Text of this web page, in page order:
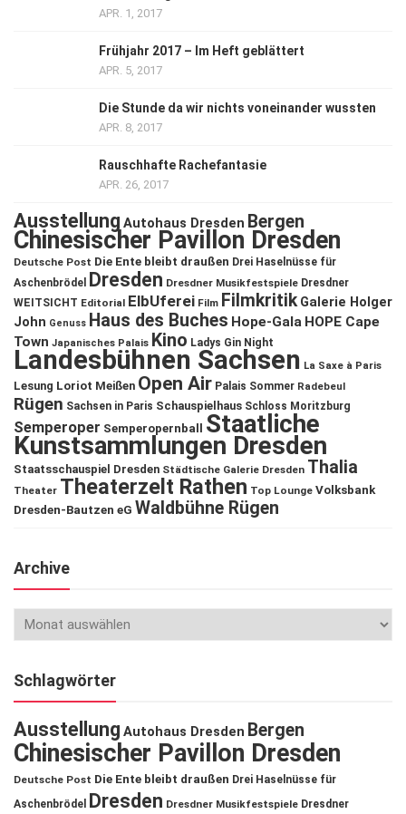
APR. 1, 2017
Frühjahr 2017 – Im Heft geblättert
APR. 5, 2017
Die Stunde da wir nichts voneinander wussten
APR. 8, 2017
Rauschhafte Rachefantasie
APR. 26, 2017
Ausstellung Autohaus Dresden Bergen
Chinesischer Pavillon Dresden
Deutsche Post Die Ente bleibt draußen Drei Haselnüsse für
Aschenbrödel
Dresden Dresdner Musikfestspiele Dresdner
WEITSICHT Editorial ElbUferei Film Filmkritik Galerie Holger
John Genuss Haus des Buches Hope-Gala HOPE Cape
Town Japanisches Palais Kino Ladys Gin Night
Landesbühnen Sachsen La Saxe à Paris
Lesung Loriot Meißen Open Air Palais Sommer Radebeul
Rügen Sachsen in Paris Schauspielhaus Schloss Moritzburg
Semperoper Semperopernball Staatliche
Kunstsammlungen Dresden
Staatsschauspiel Dresden Städtische Galerie Dresden Thalia
Theater Theaterzelt Rathen Top Lounge Volksbank
Dresden-Bautzen eG Waldbühne Rügen
Archive
Schlagwörter
Ausstellung Autohaus Dresden Bergen
Chinesischer Pavillon Dresden
Deutsche Post Die Ente bleibt draußen Drei Haselnüsse für
Aschenbrödel
Dresden Dresdner Musikfestspiele Dresdner